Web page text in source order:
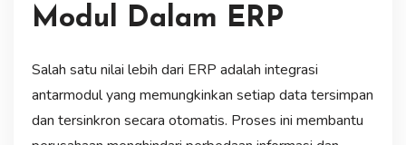
Modul Dalam ERP
Salah satu nilai lebih dari ERP adalah integrasi
antarmodul yang memungkinkan setiap data tersimpan
dan tersinkron secara otomatis. Proses ini membantu